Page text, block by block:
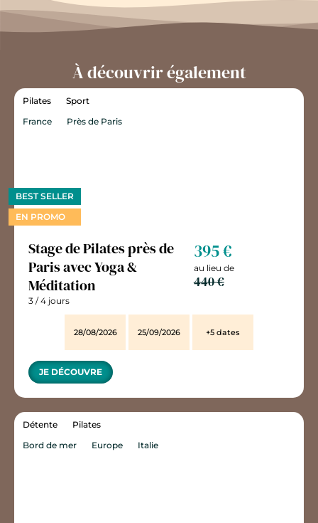
À découvrir également
Pilates
Sport
France
Près de Paris
BEST SELLER
EN PROMO
Stage de Pilates près de
Paris avec Yoga &
Méditation
3 / 4 jours
395 €
au lieu de
440 €
28/08/2026 25/09/2026 +5 dates
JE DÉCOUVRE
Détente
Pilates
Bord de mer
Europe Italie